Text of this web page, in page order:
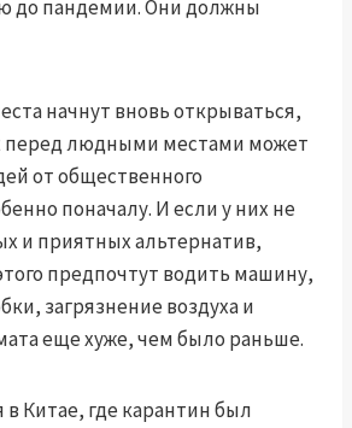
до пандемии. Они должны
начнут вновь открываться,
перед людными местами может
от общественного
поначалу. И если у них не
и приятных альтернатив,
предпочтут водить машину,
загрязнение воздуха и
еще хуже, чем было раньше.
Китае, где карантин был